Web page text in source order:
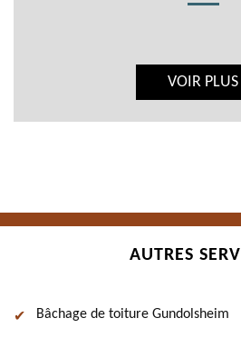
VOIR PLUS
AUTRES
Bâchage de toiture Gundolsheim